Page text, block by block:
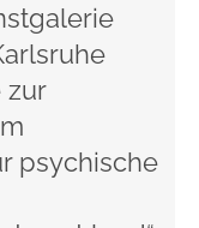
zur
psychische